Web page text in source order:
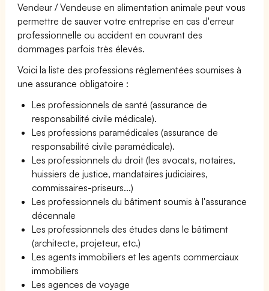
Vendeur / Vendeuse en alimentation animale peut vous
permettre de sauver votre entreprise en cas d'erreur
professionnelle ou accident en couvrant des
dommages parfois très élevés.
Voici la liste des professions réglementées soumises à
une assurance obligatoire :
Les professionnels de santé (assurance de
responsabilité civile médicale).
Les professions paramédicales (assurance de
responsabilité civile paramédicale).
Les professionnels du droit (les avocats, notaires,
huissiers de justice, mandataires judiciaires,
commissaires-priseurs...)
Les professionnels du bâtiment soumis à l'assurance
décennale
Les professionnels des études dans le bâtiment
(architecte, projeteur, etc.)
Les agents immobiliers et les agents commerciaux
immobiliers
Les agences de voyage